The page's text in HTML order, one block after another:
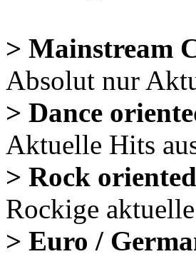
> Mainstream
Absolut nur
> Dance
Aktuelle Hits
> Rock
Rockige
> Euro /